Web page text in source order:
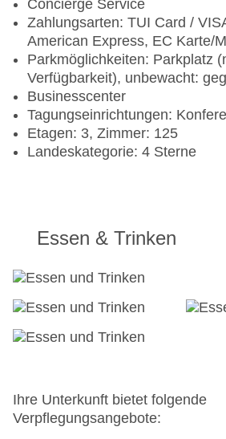
Concierge Service
Zahlungsarten: TUI Card /
American Express, EC Karte/
Parkmöglichkeiten: Parkplatz
Verfügbarkeit), unbewacht:
Businesscenter
Tagungseinrichtungen:
Etagen: 3, Zimmer: 125
Landeskategorie: 4 Sterne
Essen & Trinken
Ihre Unterkunft bietet folgende
Verpflegungsangebote: